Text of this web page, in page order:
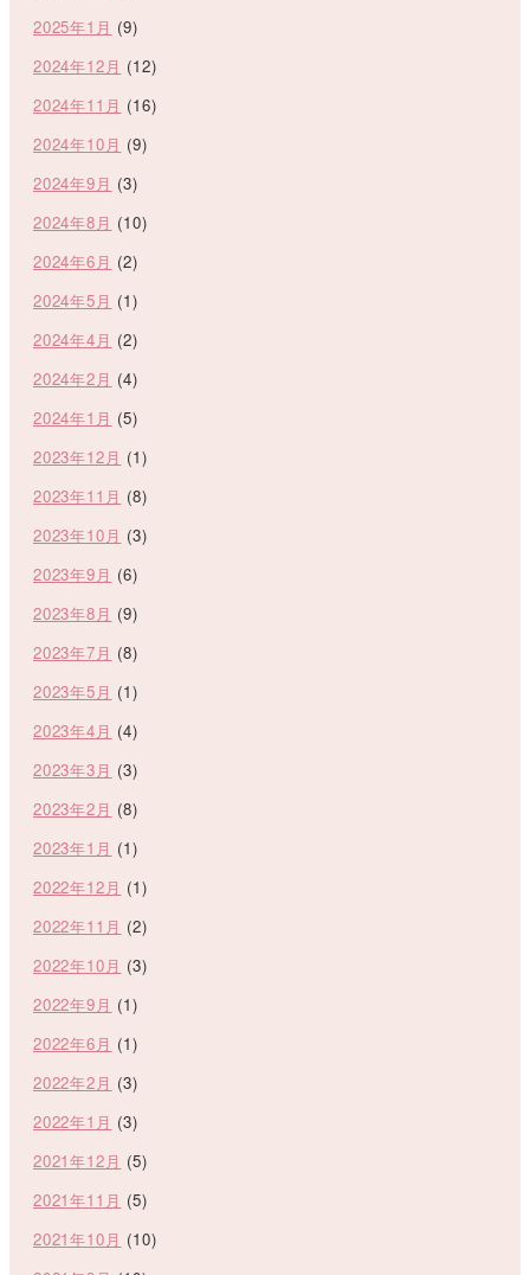
2025年1月 (9)
2024年12月 (12)
2024年11月 (16)
2024年10月 (9)
2024年9月 (3)
2024年8月 (10)
2024年6月 (2)
2024年5月 (1)
2024年4月 (2)
2024年2月 (4)
2024年1月 (5)
2023年12月 (1)
2023年11月 (8)
2023年10月 (3)
2023年9月 (6)
2023年8月 (9)
2023年7月 (8)
2023年5月 (1)
2023年4月 (4)
2023年3月 (3)
2023年2月 (8)
2023年1月 (1)
2022年12月 (1)
2022年11月 (2)
2022年10月 (3)
2022年9月 (1)
2022年6月 (1)
2022年2月 (3)
2022年1月 (3)
2021年12月 (5)
2021年11月 (5)
2021年10月 (10)